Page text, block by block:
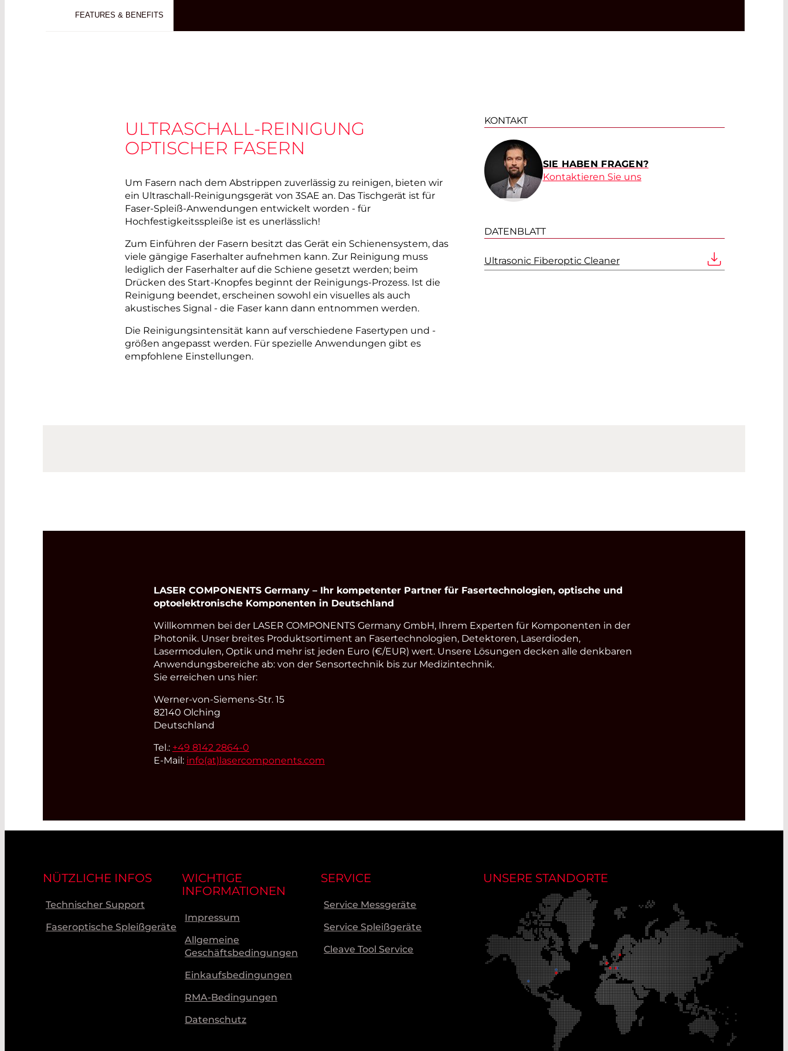
FEATURES & BENEFITS
ULTRASCHALL-REINIGUNG
OPTISCHER FASERN
Um Fasern nach dem Abstrippen zuverlässig zu reinigen, bieten wir
ein Ultraschall-Reinigungsgerät von 3SAE an. Das Tischgerät ist für
Faser-Spleiß-Anwendungen entwickelt worden - für
Hochfestigkeitsspleiße ist es unerlässlich!
Zum Einführen der Fasern besitzt das Gerät ein Schienensystem, das
viele gängige Faserhalter aufnehmen kann. Zur Reinigung muss
lediglich der Faserhalter auf die Schiene gesetzt werden; beim
Drücken des Start-Knopfes beginnt der Reinigungs-Prozess. Ist die
Reinigung beendet, erscheinen sowohl ein visuelles als auch
akustisches Signal - die Faser kann dann entnommen werden.
Die Reinigungsintensität kann auf verschiedene Fasertypen und -
größen angepasst werden. Für spezielle Anwendungen gibt es
empfohlene Einstellungen.
KONTAKT
SIE HABEN FRAGEN?
Kontaktieren Sie uns
DATENBLATT
Ultrasonic Fiberoptic Cleaner
LASER COMPONENTS Germany – Ihr kompetenter Partner für Fasertechnologien, optische und
optoelektronische Komponenten in Deutschland
Willkommen bei der LASER COMPONENTS Germany GmbH, Ihrem Experten für Komponenten in der
Photonik. Unser breites Produktsortiment an Fasertechnologien, Detektoren, Laserdioden,
Lasermodulen, Optik und mehr ist jeden Euro (€/EUR) wert. Unsere Lösungen decken alle denkbaren
Anwendungsbereiche ab: von der Sensortechnik bis zur Medizintechnik.
Sie erreichen uns hier:
Werner-von-Siemens-Str. 15
82140 Olching
Deutschland
Tel.: +49 8142 2864-0
E-Mail: info(at) lasercomponents.com
NÜTZLICHE INFOS
Technischer Support
Faseroptische Spleißgeräte
WICHTIGE
INFORMATIONEN
Impressum
Allgemeine
Geschäftsbedingungen
Einkaufsbedingungen
RMA-Bedingungen
Datenschutz
SERVICE
Service Messgeräte
Service Spleißgeräte
Cleave Tool Service
UNSERE STANDORTE